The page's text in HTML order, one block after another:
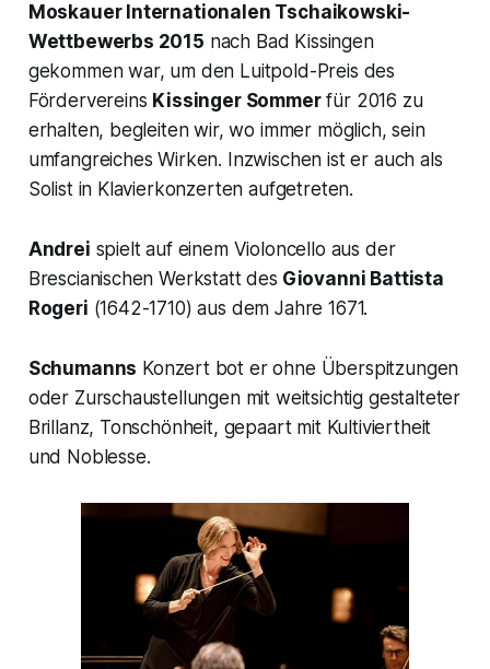
Moskauer Internationalen Tschaikowski-
Wettbewerbs 2015 nach Bad Kissingen
gekommen war, um den Luitpold-Preis des
Fördervereins Kissinger Sommerfür 2016 zu
erhalten, begleiten wir, wo immer möglich, sein
umfangreiches Wirken. Inzwischen ist er auch als
Solist in Klavierkonzerten aufgetreten.
Andrei spielt auf einem Violoncello aus der
Brescianischen Werkstatt des Giovanni Battista
Rogeri (1642-1710) aus dem Jahre 1671.
Schumanns Konzert bot er ohne Überspitzungen
oder Zurschaustellungen mit weitsichtig gestalteter
Brillanz, Tonschönheit, gepaart mit Kultiviertheit
und Noblesse.